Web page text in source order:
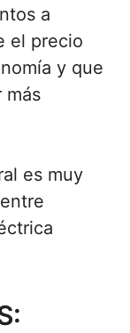
a
el precio
y que
más
es muy